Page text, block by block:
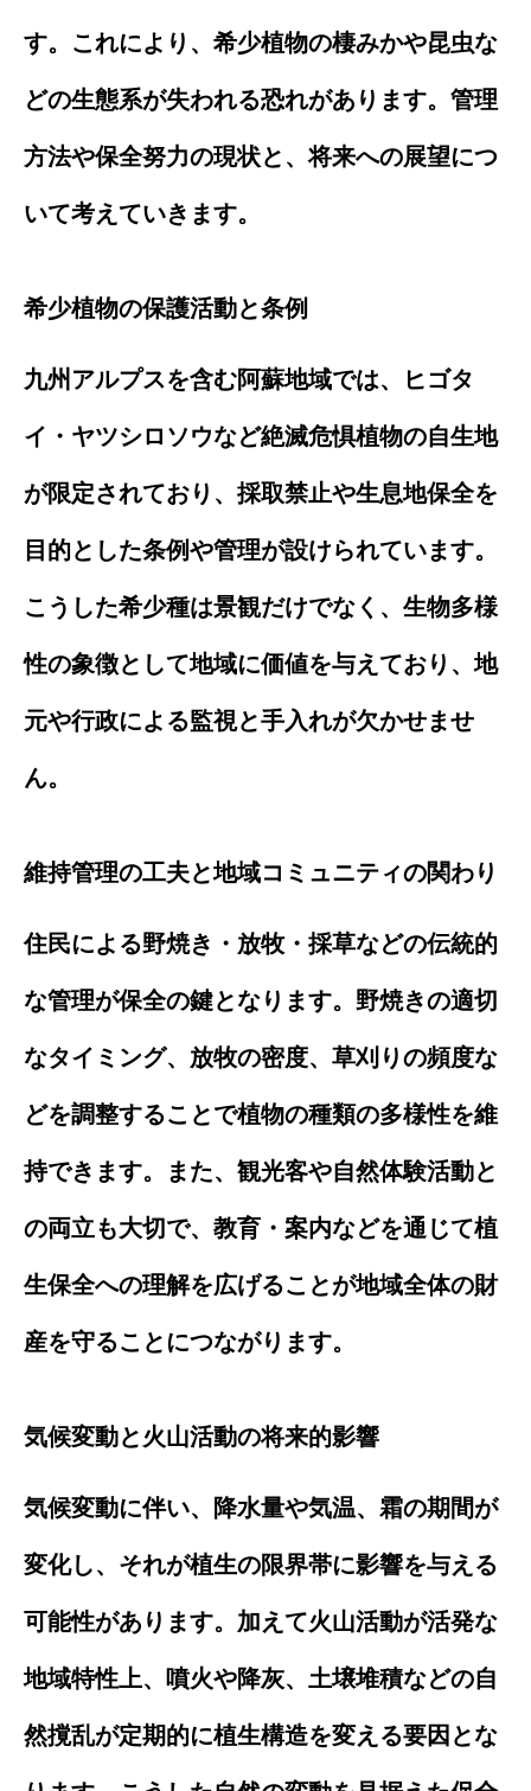
す。これにより、希少植物の棲みかや昆虫な
どの生態系が失われる恐れがあります。管理
方法や保全努力の現状と、将来への展望につ
いて考えていきます。
希少植物の保護活動と条例
九州アルプスを含む阿蘇地域では、ヒゴタ
イ・ヤツシロソウなど絶滅危惧植物の自生地
が限定されており、採取禁止や生息地保全を
目的とした条例や管理が設けられています。
こうした希少種は景観だけでなく、生物多様
性の象徴として地域に価値を与えており、地
元や行政による監視と手入れが欠かせませ
ん。
維持管理の工夫と地域コミュニティの関わり
住民による野焼き・放牧・採草などの伝統的
な管理が保全の鍵となります。野焼きの適切
なタイミング、放牧の密度、草刈りの頻度な
どを調整することで植物の種類の多様性を維
持できます。また、観光客や自然体験活動と
の両立も大切で、教育・案内などを通じて植
生保全への理解を広げることが地域全体の財
産を守ることにつながります。
気候変動と火山活動の将来的影響
気候変動に伴い、降水量や気温、霜の期間が
変化し、それが植生の限界帯に影響を与える
可能性があります。加えて火山活動が活発な
地域特性上、噴火や降灰、土壌堆積などの自
然撹乱が定期的に植生構造を変える要因とな